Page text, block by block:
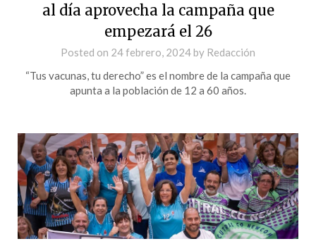
al día aprovecha la campaña que
empezará el 26
Posted on 24 febrero, 2024by Redacción
“Tus vacunas, tu derecho” es el nombre de la campaña que
apunta a la población de 12 a 60 años.